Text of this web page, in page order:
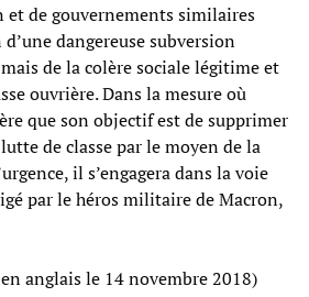
et de gouvernements similaires
d’une dangereuse subversion
de la colère sociale légitime et
ouvrière. Dans la mesure où
que son objectif est de supprimer
de classe par le moyen de la
il s’engagera dans la voie
par le héros militaire de Macron,
anglais le 14 novembre 2018)